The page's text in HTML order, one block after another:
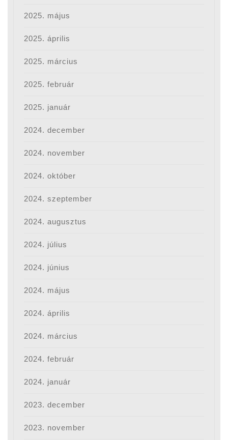
2025. május
2025. április
2025. március
2025. február
2025. január
2024. december
2024. november
2024. október
2024. szeptember
2024. augusztus
2024. július
2024. június
2024. május
2024. április
2024. március
2024. február
2024. január
2023. december
2023. november